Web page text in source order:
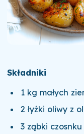
Składniki
1 kg małych
2 łyżki oliwy z
3 ząbki